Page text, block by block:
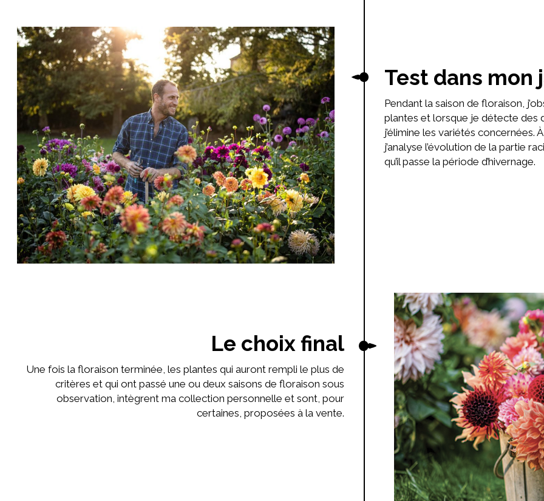
Test dans mon
Pendant la saison de floraison,
plantes et lorsque je détecte des
j’élimine les variétés concernées.
j’analyse l’évolution de la partie
qu’il passe la période d’hivernage.
Le choix final
Une fois la floraison terminée, les plantes qui auront rempli le plus de
critères et qui ont passé une ou deux saisons de floraison sous
observation, intègrent ma collection personnelle et sont, pour
certaines, proposées à la vente.